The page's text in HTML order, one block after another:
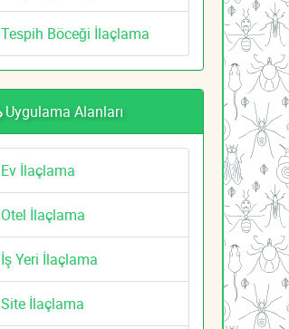
Tespih Böceği İlaçlama
Uygulama Alanları
Ev İlaçlama
Otel İlaçlama
İş Yeri İlaçlama
Site İlaçlama